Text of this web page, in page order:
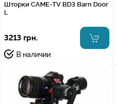
Шторки CAME-TV BD3 Barn Door
L
3213 грн.
В наличии